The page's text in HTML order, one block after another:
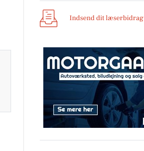
Indsend dit læserbidrag